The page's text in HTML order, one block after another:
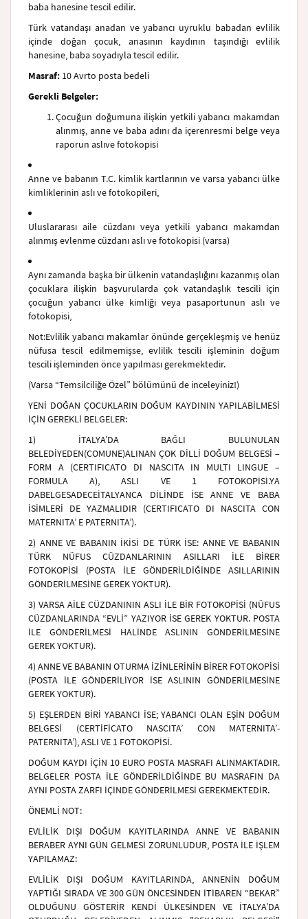
baba hanesine tescil edilir.
Türk vatandaşı anadan ve yabancı uyruklu babadan evlilik
içinde doğan çocuk, anasının kaydının taşındığı evlilik
hanesine, baba soyadıyla tescil edilir.
Masraf: 10 Avrto posta bedeli
Gerekli Belgeler:
Çocuğun doğumuna ilişkin yetkili yabancı makamdan
alınmış, anne ve baba adını da içerenresmi belge veya
raporun aslıve fotokopisi
Anne ve babanın T.C. kimlik kartlarının ve varsa yabancı ülke
kimliklerinin aslı ve fotokopileri,
Uluslararası aile cüzdanı veya yetkili yabancı makamdan
alınmış evlenme cüzdanı aslı ve fotokopisi (varsa)
Aynı zamanda başka bir ülkenin vatandaşlığını kazanmış olan
çocuklara ilişkin başvurularda çok vatandaşlık tescili için
çocuğun yabancı ülke kimliği veya pasaportunun aslı ve
fotokopisi,
Not:Evlilik yabancı makamlar önünde gerçekleşmiş ve henüz
nüfusa tescil edilmemişse, evlilik tescili işleminin doğum
tescili işleminden önce yapılması gerekmektedir.
(Varsa “Temsilciliğe Özel” bölümünü de inceleyiniz!)
YENİ DOĞAN ÇOCUKLARIN DOĞUM KAYDININ YAPILABİLMESİ
İÇİN GEREKLİ BELGELER:
1) İTALYA’DA BAĞLI BULUNULAN
BELEDİYEDEN(COMUNE)ALINAN ÇOK DİLLİ DOĞUM BELGESİ –
FORM A (CERTIFICATO DI NASCITA IN MULTI LINGUE –
FORMULA A), ASLI VE 1 FOTOKOPİSİ.YA
DABELGESADECEİTALYANCA DİLİNDE İSE ANNE VE BABA
İSİMLERİ DE YAZMALIDIR (CERTIFICATO DI NASCITA CON
MATERNITA’ E PATERNITA’).
2) ANNE VE BABANIN İKİSİ DE TÜRK İSE: ANNE VE BABANIN
TÜRK NÜFUS CÜZDANLARININ ASILLARI İLE BİRER
FOTOKOPİSİ (POSTA İLE GÖNDERİLDİĞİNDE ASILLARININ
GÖNDERİLMESİNE GEREK YOKTUR).
3) VARSA AİLE CÜZDANININ ASLI İLE BİR FOTOKOPİSİ (NÜFUS
CÜZDANLARINDA “EVLİ” YAZIYOR İSE GEREK YOKTUR. POSTA
İLE GÖNDERİLMESİ HALİNDE ASLININ GÖNDERİLMESİNE
GEREK YOKTUR).
4) ANNE VE BABANIN OTURMA İZİNLERİNİN BİRER FOTOKOPİSİ
(POSTA İLE GÖNDERİLİYOR İSE ASLININ GÖNDERİLMESİNE
GEREK YOKTUR).
5) EŞLERDEN BİRİ YABANCI İSE; YABANCI OLAN EŞİN DOĞUM
BELGESİ (CERTİFİCATO NASCITA’ CON MATERNITA’-
PATERNITA’), ASLI VE 1 FOTOKOPİSİ.
DOĞUM KAYDI İÇİN 10 EURO POSTA MASRAFI ALINMAKTADIR.
BELGELER POSTA İLE GÖNDERİLDİĞİNDE BU MASRAFIN DA
AYNI POSTA ZARFI İÇİNDE GÖNDERİLMESİ GEREKMEKTEDİR.
ÖNEMLİ NOT:
EVLİLİK DIŞI DOĞUM KAYITLARINDA ANNE VE BABANIN
BERABER AYNI GÜN GELMESİ ZORUNLUDUR, POSTA İLE İŞLEM
YAPILAMAZ:
EVLİLİK DIŞI DOĞUM KAYITLARINDA, ANNENİN DOĞUM
YAPTIĞI SIRADA VE 300 GÜN ÖNCESİNDEN İTİBAREN “BEKAR”
OLDUĞUNU GÖSTERİR KENDİ ÜLKESİNDEN VE İTALYA’DA